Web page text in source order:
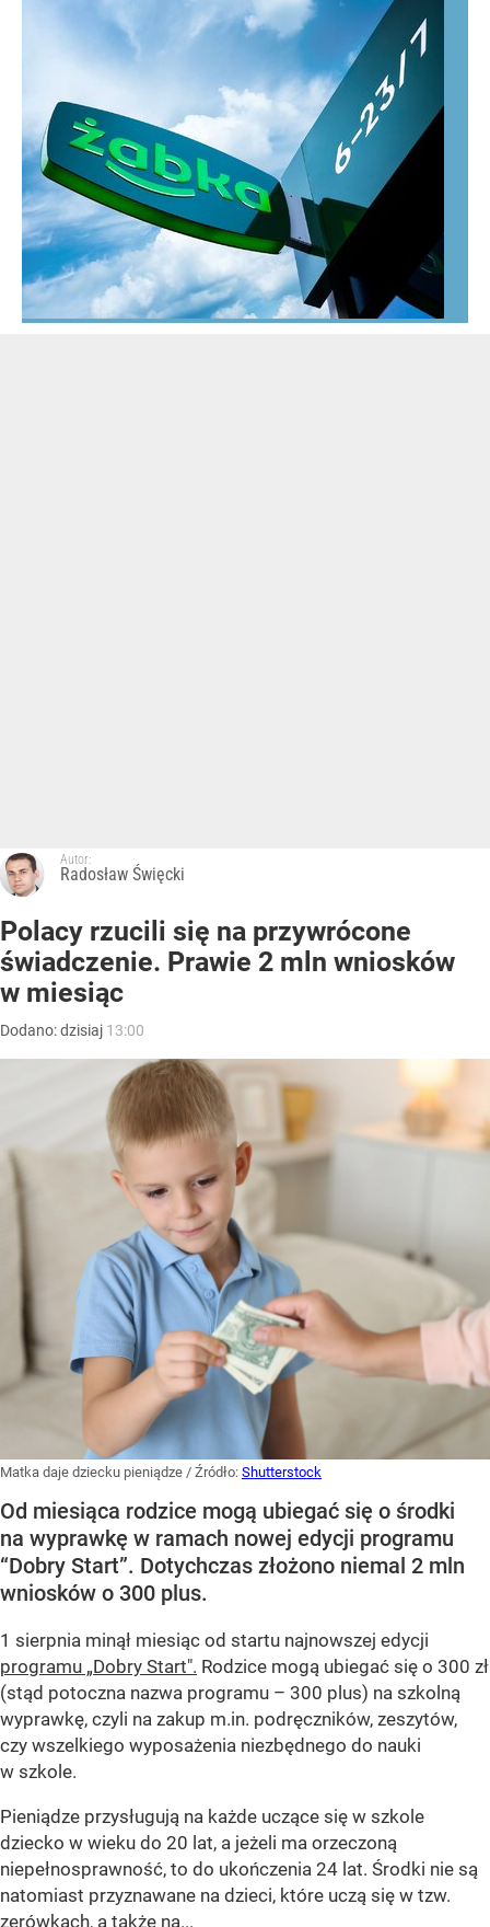
Autor:
Radosław Święcki
Polacy rzucili się na przywrócone
świadczenie. Prawie 2 mln wniosków
w miesiąc
Dodano:dzisiaj 13:00
Matka daje dziecku pieniądze / Źródło: Shutterstock
Od miesiąca rodzice mogą ubiegać się o środki
na wyprawkę w ramach nowej edycji programu
“Dobry Start”. Dotychczas złożono niemal 2 mln
wniosków o 300 plus.
1 sierpnia minął miesiąc od startu najnowszej edycji
programu „Dobry Start". Rodzice mogą ubiegać się o 300 zł
(stąd potoczna nazwa programu – 300 plus) na szkolną
wyprawkę, czyli na zakup m.in. podręczników, zeszytów,
czy wszelkiego wyposażenia niezbędnego do nauki
w szkole.
Pieniądze przysługują na każde uczące się w szkole
dziecko w wieku do 20 lat, a jeżeli ma orzeczoną
niepełnosprawność, to do ukończenia 24 lat. Środki nie są
natomiast przyznawane na dzieci, które uczą się w tzw.
zerówkach, a także na...